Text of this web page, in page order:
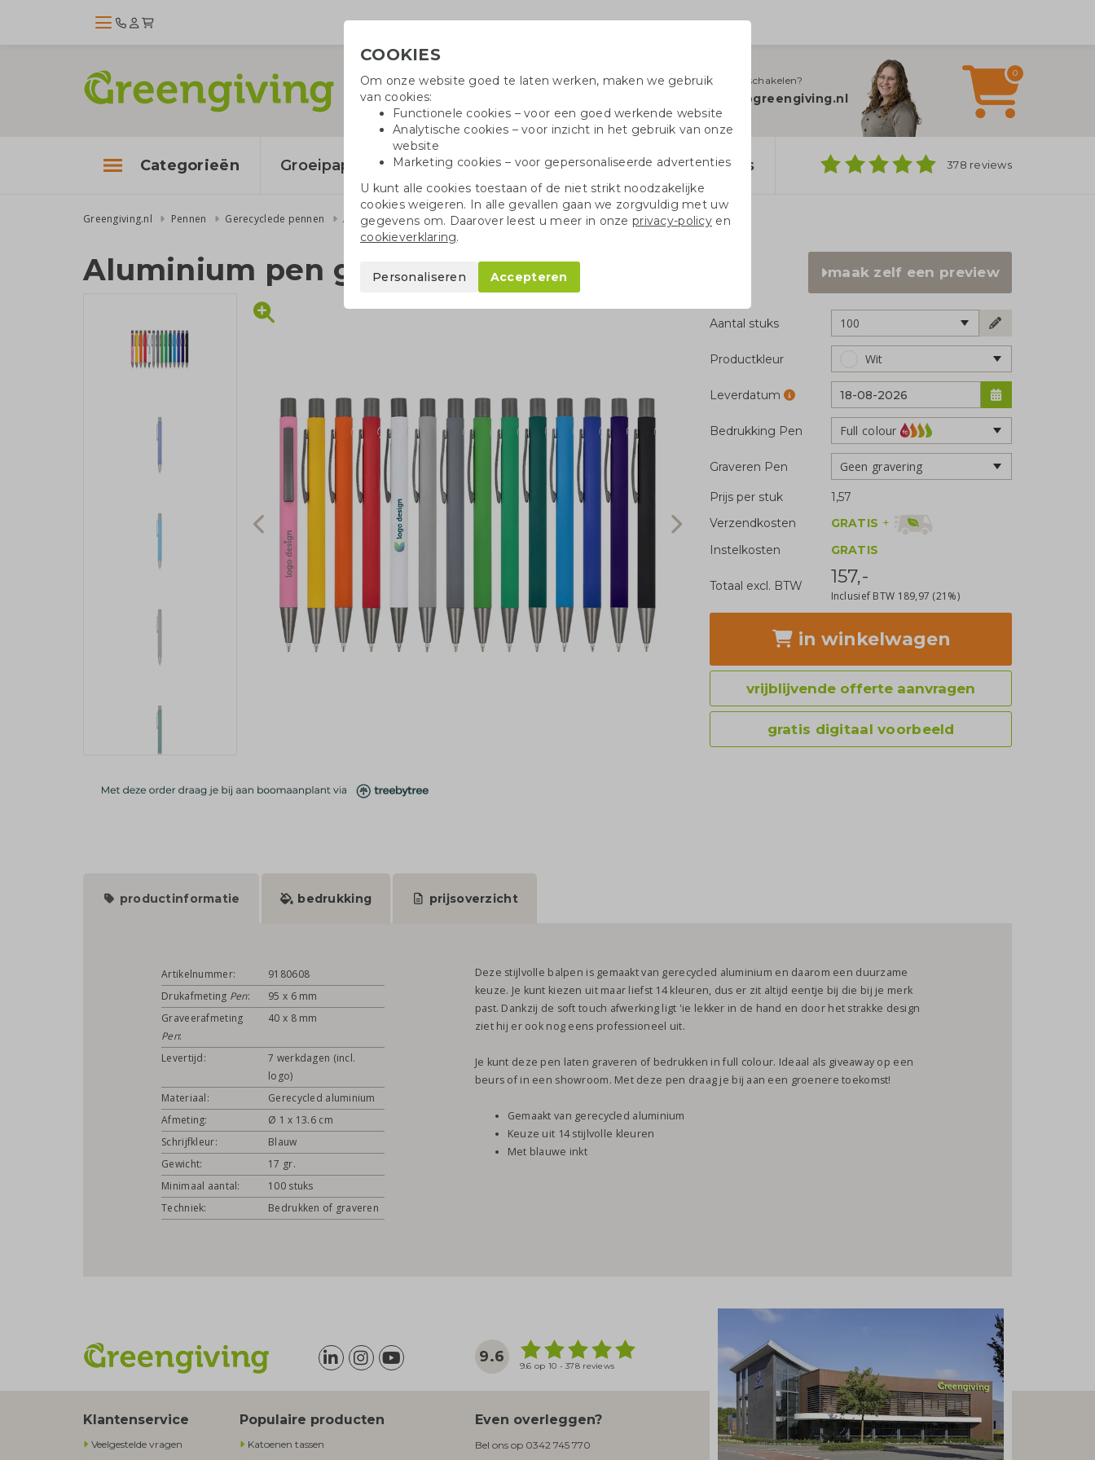
Hulplijn inschakelen?
info@greengiving.nl
0
Categorieën Groeipapier Katoenen tassen Pennen Doppers 378 reviews
Greengiving.nl Pennen Gerecyclede pennen Aluminium pen gerecycled
Aluminium pen gerecycled maak zelf een preview
Aantal stuks 100
Productkleur Wit
Leverdatum
Bedrukking Pen Full colour
Graveren Pen Geen gravering
Prijs per stuk
1,57
Verzendkosten
GRATIS +
Instelkosten
GRATIS
Totaal excl. BTW 157,-
Inclusief BTW 189,97 (21%)
in winkelwagen
vrijblijvende offerte aanvragen
gratis digitaal voorbeeld
productinformatie bedrukking prijsoverzicht
Artikelnummer:
9180608
Drukafmeting Pen:
95 x 6 mm
Graveerafmeting
Pen:
40 x 8 mm
Levertijd:
7 werkdagen (incl.
logo)
Materiaal:
Gerecycled aluminium
Afmeting:
Ø 1 x 13.6 cm
Schrijfkleur:
Blauw
Gewicht:
17 gr.
Minimaal aantal:
100 stuks
Techniek:
Bedrukken of graveren
Deze stijlvolle balpen is gemaakt van gerecycled aluminium en daarom een duurzame
keuze. Je kunt kiezen uit maar liefst 14 kleuren, dus er zit altijd eentje bij die bij je merk
past. Dankzij de soft touch afwerking ligt 'ie lekker in de hand en door het strakke design
ziet hij er ook nog eens professioneel uit.
Je kunt deze pen laten graveren of bedrukken in full colour. Ideaal als giveaway op een
beurs of in een showroom. Met deze pen draag je bij aan een groenere toekomst!
Gemaakt van gerecycled aluminium
Keuze uit 14 stijlvolle kleuren
Met blauwe inkt
9.6
9.6 op 10 - 378 reviews
Klantenservice
Veelgestelde vragen
Populaire producten
Katoenen tassen
Even overleggen?
Bel ons op 0342 745 770
COOKIES
Om onze website goed te laten werken, maken we gebruik
van cookies:
Functionele cookies – voor een goed werkende website
Analytische cookies – voor inzicht in het gebruik van onze
website
Marketing cookies – voor gepersonaliseerde advertenties
U kunt alle cookies toestaan of de niet strikt noodzakelijke
cookies weigeren. In alle gevallen gaan we zorgvuldig met uw
gegevens om. Daarover leest u meer in onzeprivacy-policyen
cookieverklaring.
Personaliseren Accepteren